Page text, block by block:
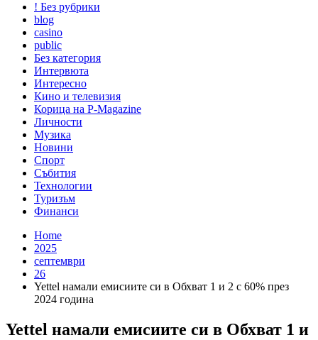
! Без рубрики
blog
casino
public
Без категория
Интервюта
Интересно
Кино и телевизия
Корица на P-Magazine
Личности
Музика
Новини
Спорт
Събития
Технологии
Туризъм
Финанси
Home
2025
септември
26
Yettel намали емисиите си в Обхват 1 и 2 с 60% през
2024 година
Yettel намали емисиите си в Обхват 1 и